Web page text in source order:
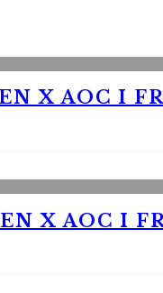
X AOC I
X AOC I